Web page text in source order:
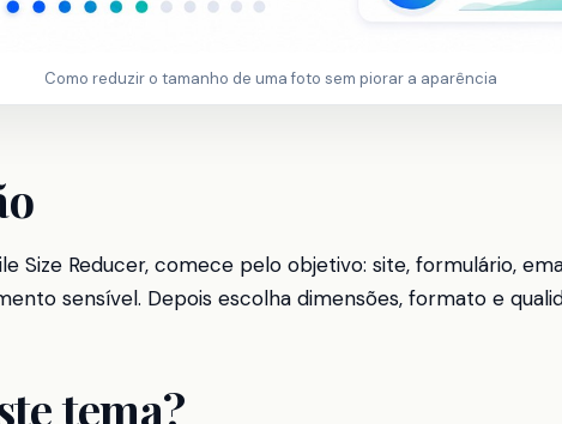
Como reduzir o tamanho de uma foto sem piorar a aparência
Size Reducer, comece pelo objetivo: site, formulário,
sensível. Depois escolha dimensões, formato e
tema?